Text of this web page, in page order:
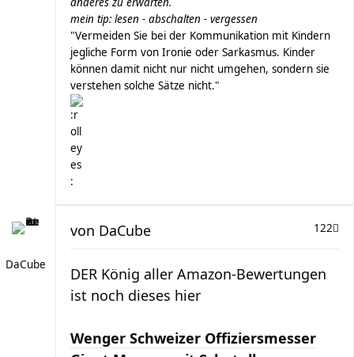
mein tip: lesen - abschalten - vergessen
"Vermeiden Sie bei der Kommunikation mit Kindern
jegliche Form von Ironie oder Sarkasmus. Kinder
können damit nicht nur nicht umgehen, sondern sie
verstehen solche Sätze nicht."
DaCube
122
von DaCube
DER König aller Amazon-Bewertungen
ist noch dieses hier
Wenger Schweizer Offiziersmesser